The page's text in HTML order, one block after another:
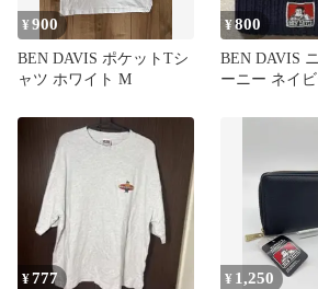
¥900
BEN DAVIS ポケットTシ
ャツ ホワイト M
¥800
BEN DAVIS
ーニー ネイ
¥777 ¥ 1,250